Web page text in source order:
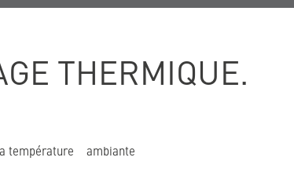
THERMIQUE.
la température ambiante